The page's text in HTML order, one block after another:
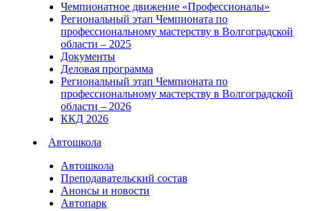
Чемпионатное движение «Профессионалы»
Региональный этап Чемпионата по
профессиональному мастерству в Волгоградской
области – 2025
Документы
Деловая программа
Региональный этап Чемпионата по
профессиональному мастерству в Волгоградской
области – 2026
ККД 2026
Автошкола
Автошкола
Преподавательский состав
Анонсы и новости
Автопарк